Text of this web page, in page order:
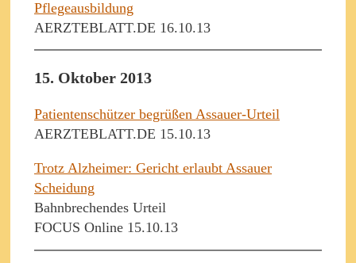
Pflegeausbildung
AERZTEBLATT.DE 16.10.13
15. Oktober 2013
Patientenschützer begrüßen Assauer-Urteil
AERZTEBLATT.DE 15.10.13
Trotz Alzheimer: Gericht erlaubt Assauer
Scheidung
Bahnbrechendes Urteil
FOCUS Online 15.10.13